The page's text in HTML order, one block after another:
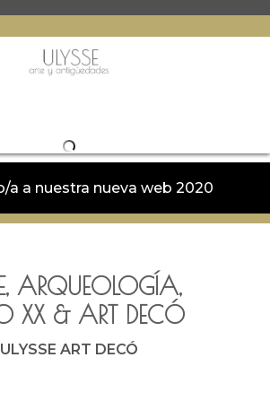
a a nuestra nueva web 2020
ARQUEOLOGÍA,
XX &ART DECÓ
ULYSSE ART DECÓ